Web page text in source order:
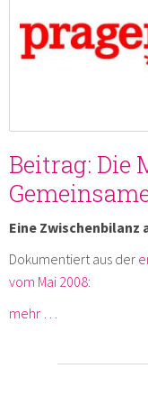
Beitrag: Die
Eine
Dokumentiert aus der
vom Mai 2008:
mehr …